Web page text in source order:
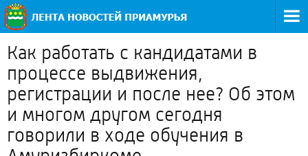
Как работать с кандидатами в
процессе выдвижения,
регистрации и после нее? Об этом
и многом другом сегодня
говорили в ходе обучения в